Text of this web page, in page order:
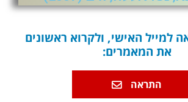
למייל האישי, ולקרוא ראשונים
את המאמרים:
התראה